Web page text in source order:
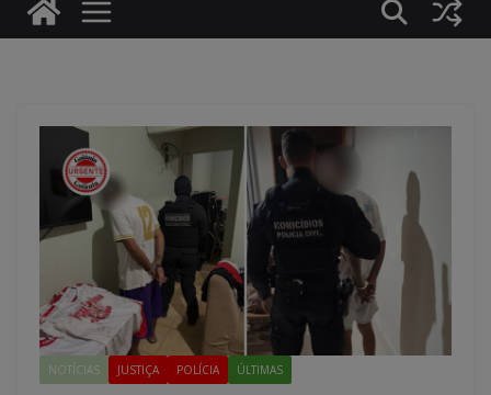
NOTÍCIAS JUSTIÇA POLÍCIA ÚLTIMAS